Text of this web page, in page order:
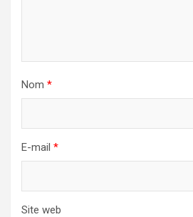
Nom *
E-mail *
Site web